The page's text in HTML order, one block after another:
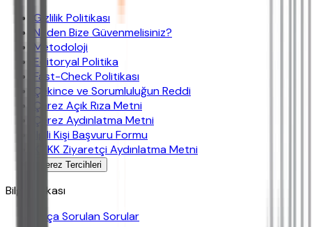
Gizlilik Politikası
Neden Bize Güvenmelisiniz?
Metodoloji
Editoryal Politika
Fast-Check Politikası
Çekince ve Sorumluluğun Reddi
Çerez Açık Rıza Metni
Çerez Aydınlatma Metni
İlgili Kişi Başvuru Formu
KVKK Ziyaretçi Aydınlatma Metni
Çerez Tercihleri
Bilgi Bankası
Sıkça Sorulan Sorular